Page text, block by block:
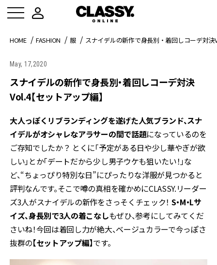
HOME FASHION 服 スナイデルの新作で身長別・着回しコーデ対
May, 17,2020
スナイデルの新作で身長別・着回しコーデ対決
Vol.4【セットアップ編】
大人っぽくリブランディングを遂げた人気ブランド、スナ
イデルがオシャレなアラサーの間で話題になっているのを
ご存知でしたか？ とくに「予定がある日や少し華やぎが欲
しい」とか「デートだから少し男子ウケも狙いたい！」な
ど、“ちょっぴり特別な日”にぴったりな洋服が見つかると
評判なんです。そこで噂の真相を確かめにCLASSY.リーダー
ズ3人がスナイデルの新作をさっそくチェック！ S・M・Lサ
イズ、身長別で3人の着こなしもぜひ、参考にしてみてくだ
さいね！今回は着回し力が絶大、ベージュカラーで今っぽさ
抜群の【セットアップ編】です。